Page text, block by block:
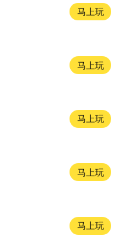
马上玩
马上玩
马上玩
马上玩
马上玩